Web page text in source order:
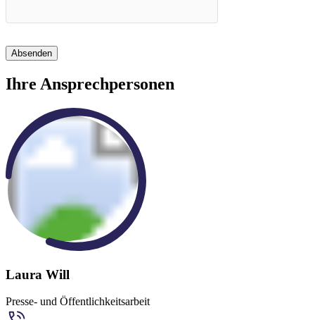
Absenden
Ihre Ansprechpersonen
Laura Will
Presse- und Öffentlichkeitsarbeit